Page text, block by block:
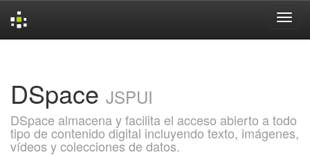
DSpace JSPUI
DSpace almacena y facilita el acceso abierto a todo
tipo de contenido digital incluyendo texto, imágenes,
vídeos y colecciones de datos.